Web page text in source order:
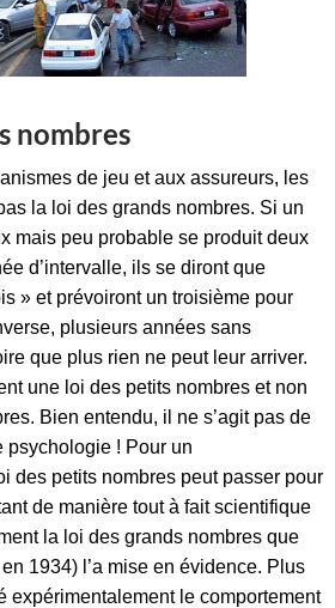
nombres
de jeu et aux assureurs, les
la loi des grands nombres. Si un
mais peu probable se produit deux
d’intervalle, ils se diront que
» et prévoiront un troisième pour
plusieurs années sans
que plus rien ne peut leur arriver.
une loi des petits nombres et non
Bien entendu, il ne s’agit pas de
psychologie ! Pour un
des petits nombres peut passer pour
de manière tout à fait scientifique
la loi des grands nombres que
1934) l’a mise en évidence. Plus
expérimentalement le comportement